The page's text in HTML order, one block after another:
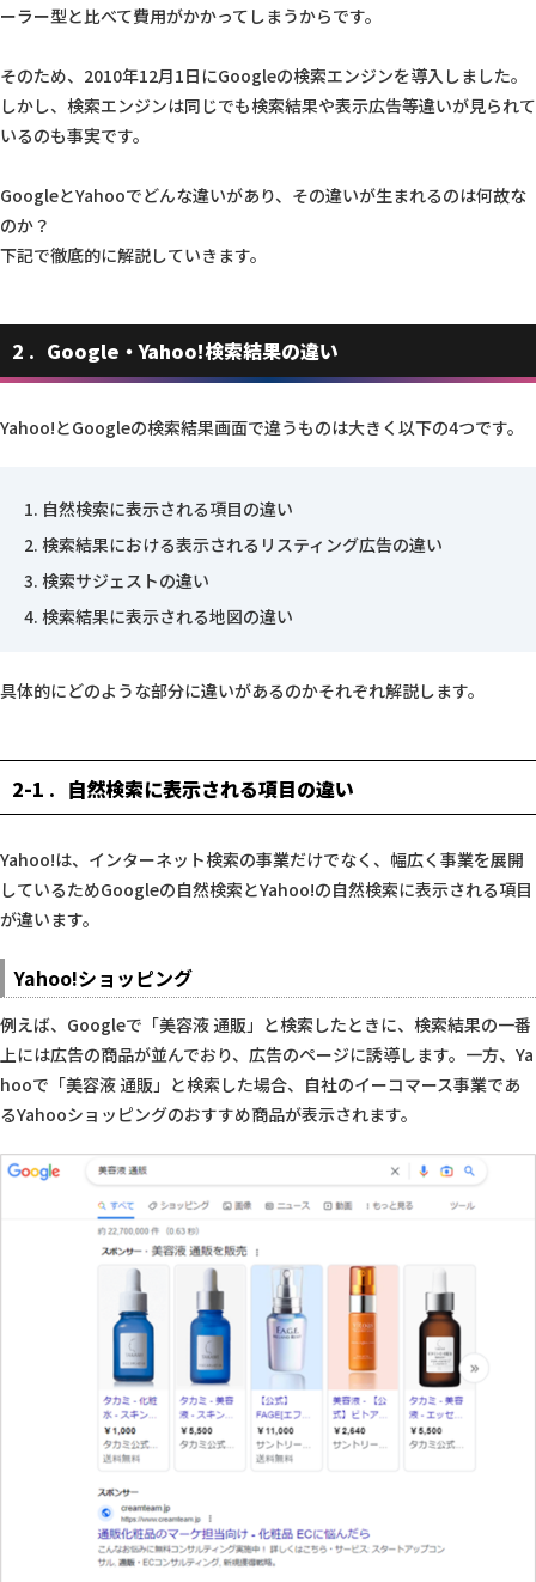
ーラー型と比べて費用がかかってしまうからです。
そのため、2010年12月1日にGoogleの検索エンジンを導入しました。
しかし、検索エンジンは同じでも検索結果や表示広告等違いが見られて
いるのも事実です。
GoogleとYahooでどんな違いがあり、その違いが生まれるのは何故な
のか？
下記で徹底的に解説していきます。
2 Google・Yahoo!検索結果の違い
Yahoo!とGoogleの検索結果画面で違うものは大きく以下の4つです。
自然検索に表示される項目の違い
検索結果における表示されるリスティング広告の違い
検索サジェストの違い
検索結果に表示される地図の違い
具体的にどのような部分に違いがあるのかそれぞれ解説します。
2-1 自然検索に表示される項目の違い
Yahoo!は、インターネット検索の事業だけでなく、幅広く事業を展開
しているためGoogleの自然検索とYahoo!の自然検索に表示される項目
が違います。
Yahoo!ショッピング
例えば、Googleで「美容液 通販」と検索したときに、検索結果の一番
上には広告の商品が並んでおり、広告のページに誘導します。一方、Ya
hooで「美容液 通販」と検索した場合、自社のイーコマース事業であ
るYahooショッピングのおすすめ商品が表示されます。